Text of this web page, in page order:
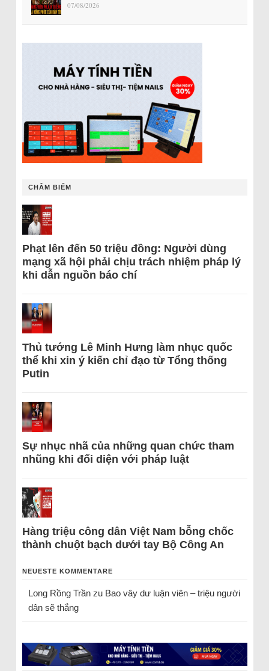
07/08/2026
CHÂM BIẾM
Phạt lên đến 50 triệu đồng: Người dùng
mạng xã hội phải chịu trách nhiệm pháp lý
khi dẫn nguồn báo chí
Thủ tướng Lê Minh Hưng làm nhục quốc
thể khi xin ý kiến chỉ đạo từ Tổng thống
Putin
Sự nhục nhã của những quan chức tham
nhũng khi đối diện với pháp luật
Hàng triệu công dân Việt Nam bỗng chốc
thành chuột bạch dưới tay Bộ Công An
NEUESTE KOMMENTARE
Long Rồng Trầnzu Bao vây dư luận viên – triệu người
dân sẽ thắng